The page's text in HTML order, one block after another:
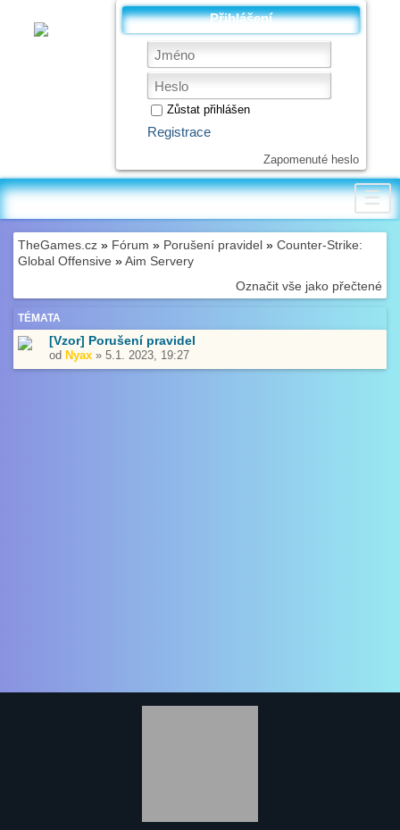
Přihlášení
Zůstat přihlášen
Registrace
Zapomenuté heslo
☰
TheGames.cz » Fórum » Porušení pravidel » Counter-Strike:
Global Offensive »Aim Servery
Označit vše jako přečtené
TÉMATA
[Vzor] Porušení pravidel
od Nyax » 5.1. 2023, 19:27